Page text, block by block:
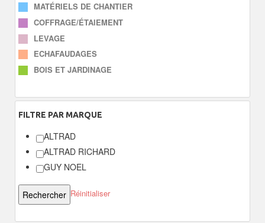
MATÉRIELS DE CHANTIER
COFFRAGE/ÉTAIEMENT
LEVAGE
ECHAFAUDAGES
BOIS ET JARDINAGE
FILTRE PAR MARQUE
ALTRAD
ALTRAD RICHARD
GUY NOEL
Réinitialiser